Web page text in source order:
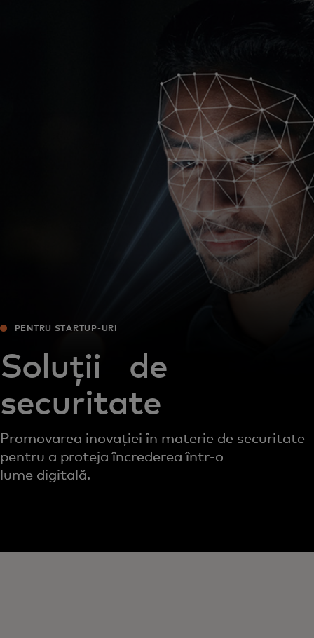
Pentru întreaga lume
Pentru inovatori
PENTRU STARTUP-URI
Soluții de
securitate
Promovarea inovației în materie de securitate
pentru a proteja încrederea într-o
lume digitală.